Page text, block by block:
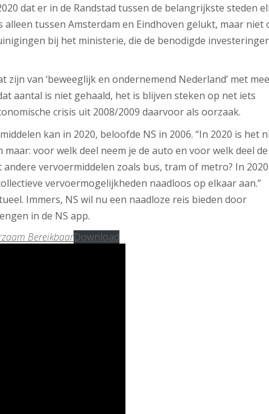
dat er in de Randstad tussen de belangrijkste steden
tussen Amsterdam en Eindhoven gelukt, maar niet
bij het ministerie, die de benodigde
van ‘beweeglijk en ondernemend Nederland’ met
aantal is niet gehaald, het is blijven steken op net iets
crisis uit 2008/2009 daarvoor als oorzaak.
kan in 2020, beloofde NS in 2006. “In 2020 is het
voor welk deel neem je de auto en voor welk deel de
vervoermiddelen zoals bus, tram of metro? In 2020
vervoermogelijkheden naadloos op elkaar aan.”
Immers, NS wil nu een naadloze reis bieden door
in de NS app.
BereikbaarDownload